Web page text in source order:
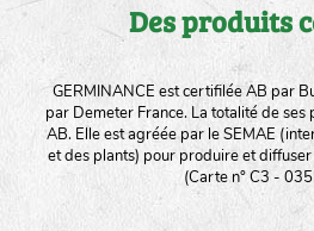
Des produits
GERMINANCE est certifilée AB par
par Demeter France. La totalité de
AB. Elle est agréée par le SEMAE
et des plants) pour produire et
(Carte n° C3 -